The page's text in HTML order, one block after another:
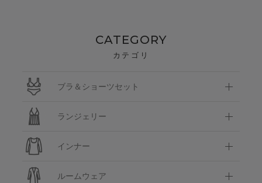
CATEGORY
カテゴリ
ブラ＆ショーツセット
ランジェリー
インナー
ルームウェア